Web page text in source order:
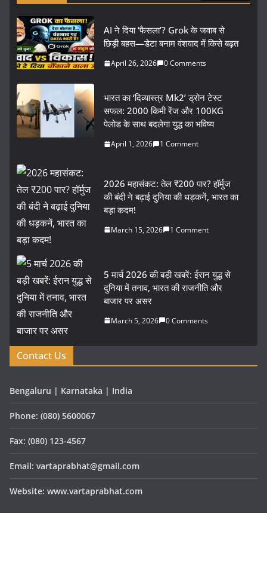
AI ने दिया ‘फैसला’? Grok के जवाब से
छिड़ी बहस—डेटा बनाम वंशवाद में किसे बढ़त
April 26, 2026 0 Comments
भारत का ‘दिव्यास्त्र Mk2’ ड्रोन टेस्ट
सफल: 2000 किमी रेंज और 100KG
पेलोड के साथ बदलेगा युद्ध का भविष्य
April 1, 2026 1 Comment
2026 महासंकट: तेल ₹200 पार? हॉर्मुज
की बंदी ने बढ़ाई दुनिया की धड़कनें, भारत का
बड़ा कदम!
March 15, 2026 1 Comment
5 मार्च 2026 की बड़ी खबरें: ईरान युद्ध से
दुनिया में तनाव, भारत की राजनीति और
बाजार पर असर
March 5, 2026 0 Comments
Contact Us
Bengaluru | Karnataka | India
Phone: (080) 5600067
Fax: (080) 123-4567
Email: vartaprabhat@gmail.com
Website: www.vartaprabhat.com